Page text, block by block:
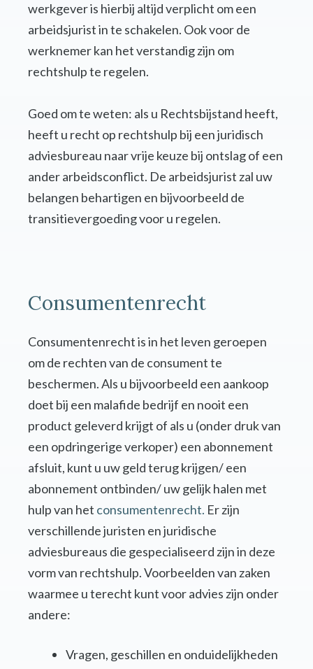
werkgever is hierbij altijd verplicht om een
arbeidsjurist in te schakelen. Ook voor de
werknemer kan het verstandig zijn om
rechtshulp te regelen.
Goed om te weten: als u Rechtsbijstand heeft,
heeft u recht op rechtshulp bij een juridisch
adviesbureau naar vrije keuze bij ontslag of een
ander arbeidsconflict. De arbeidsjurist zal uw
belangen behartigen en bijvoorbeeld de
transitievergoeding voor u regelen.
Consumentenrecht
Consumentenrecht is in het leven geroepen
om de rechten van de consument te
beschermen. Als u bijvoorbeeld een aankoop
doet bij een malafide bedrijf en nooit een
product geleverd krijgt of als u (onder druk van
een opdringerige verkoper) een abonnement
afsluit, kunt u uw geld terug krijgen/ een
abonnement ontbinden/ uw gelijk halen met
hulp van het consumentenrecht. Er zijn
verschillende juristen en juridische
adviesbureaus die gespecialiseerd zijn in deze
vorm van rechtshulp. Voorbeelden van zaken
waarmee u terecht kunt voor advies zijn onder
andere:
Vragen, geschillen en onduidelijkheden